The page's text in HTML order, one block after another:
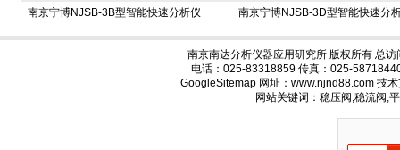
南京宁博NJSB-3B型智能快速分析仪
南京宁博NJSB-3D型智能快速分
南京南达分析仪器应用研究所 版权所有 总访
电话：025-83318859 传真：025-
GoogleSitemap 网址：www.njnd88.com 技
网站关键词：稳压阀,稳流阀,